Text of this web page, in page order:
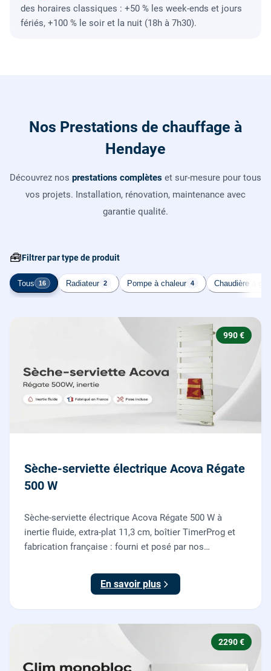
des horaires classiques : +50 % les week-ends et jours
fériés, +100 % le soir et la nuit (18h à 7h30).
Nos Prestations de chauffage à
Hendaye
Découvrez nos prestations complètes et sur-mesure pour tous
vos projets. Installation, rénovation, maintenance avec
garantie qualité.
🧰Filtrer par type de produit
Tous 16 Radiateur 2 Pompe à chaleur 4 Chaudière à gaz
990 €
Sèche-serviette électrique Acova Régate
500 W
Sèche-serviette électrique Acova Régate 500 W à
inertie fluide, extra-plat 11,3 cm, boîtier TimerProg et
fabrication française : fourni et posé par nos
En savoir plus
2290 €